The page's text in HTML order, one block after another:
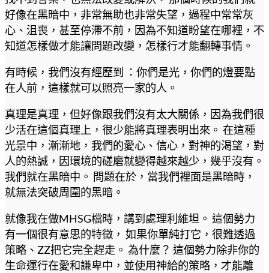
好像在黑暗中，非常無助也非常失望，過程中常常灰
心、沮喪，甚至停滯不前，因為不知道盼望在哪裡，不
知道怎樣做才能讓問題改變，怎樣行才能翻轉事情。
有時候，我們沒有經歷到 ：你們是光，你們的燈要點
在人前，這樣就可以照亮一家的人。
真理是真理，但好像跟我們沒有太大關係，因為我們很
少活在這個真理上，很少能將真理表明出來。 在這種
光景中，漸漸地，我們的愛心、信心，對神的渴望，對
人的熱誠，因環境的磋磨就變得越來越少，幾乎沒有。
我們就在黑暗中。 問題在於，當我們裡面是黑暗時，
就無法突破周圍的黑暗。
就像我在做MHSG檔時，講到處理利維坦。 這個勢力
有一個很有意思的特徵， 如果你單純打它，很難透過
策略、ZZ把它完全趕走。 為什麼？ 這個勢力除非你的
生命運行在愛和謙卑中，並使用神給的策略，才能離